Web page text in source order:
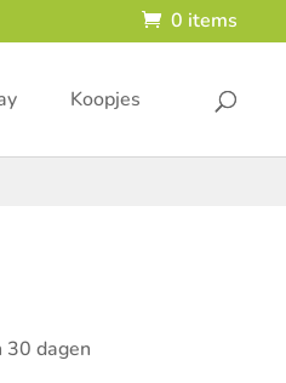
0 items
Koopjes
30 dagen